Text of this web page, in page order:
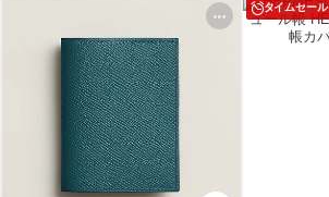
タイムセール